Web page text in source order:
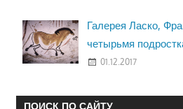
Галерея Ласко,
четырьмя
01.12.2017
ПОИСК ПО САЙТУ